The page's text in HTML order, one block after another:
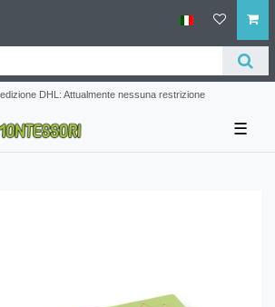
DHL: Attualmente nessuna restrizione
☰